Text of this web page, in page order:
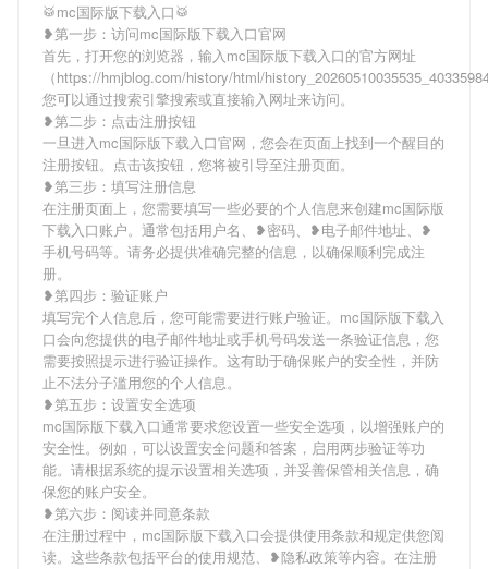
🥁mc国际版下载入口🥁
❥第一步：访问mc国际版下载入口官网
首先，打开您的浏览器，输入mc国际版下载入口的官方网址
（https://hmjblog.com/history/html/
您可以通过搜索引擎搜索或直接输入网址来访问。
❥第二步：点击注册按钮
一旦进入mc国际版下载入口官网，您会在页面上找到一个醒目的
注册按钮。点击该按钮，您将被引导至注册页面。
❥第三步：填写注册信息
在注册页面上，您需要填写一些必要的个人信息来创建mc国际版
下载入口账户。通常包括用户名、❥密码、❥电子邮件地址、❥
手机号码等。请务必提供准确完整的信息，以确保顺利完成注
册。
❥第四步：验证账户
填写完个人信息后，您可能需要进行账户验证。mc国际版下载入
口会向您提供的电子邮件地址或手机号码发送一条验证信息，您
需要按照提示进行验证操作。这有助于确保账户的安全性，并防
止不法分子滥用您的个人信息。
❥第五步：设置安全选项
mc国际版下载入口通常要求您设置一些安全选项，以增强账户的
安全性。例如，可以设置安全问题和答案，启用两步验证等功
能。请根据系统的提示设置相关选项，并妥善保管相关信息，确
保您的账户安全。
❥第六步：阅读并同意条款
在注册过程中，mc国际版下载入口会提供使用条款和规定供您阅
读。这些条款包括平台的使用规范、❥隐私政策等内容。在注册